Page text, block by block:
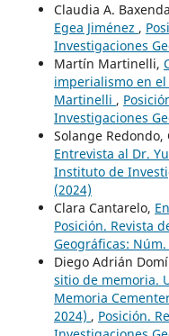
Claudia A.
Egea Jiménez ,
Investigaciones
Martín Martinelli,
imperialismo en
Martinelli ,
Investigaciones
Solange Redondo,
Entrevista al Dr.
Instituto de
(2024)
Clara Cantarelo,
Posición. Revista
Geográficas: Núm.
Diego Adrián
sitio de memoria.
Memoria
2024) , Posición.